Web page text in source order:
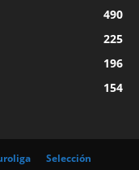
490
225
196
154
Selección